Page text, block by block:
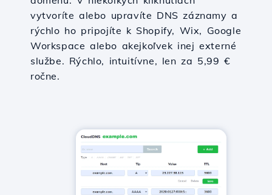
vytvoríte alebo upravíte DNS záznamy a
rýchlo ho pripojíte k Shopify, Wix, Google
Workspace alebo akejkoľvek inej externé
službe. Rýchlo, intuitívne, len za 5,99 €
ročne.